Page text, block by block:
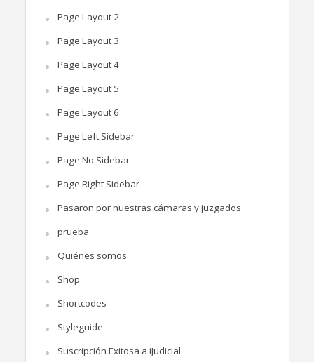
Page Layout 2
Page Layout 3
Page Layout 4
Page Layout 5
Page Layout 6
Page Left Sidebar
Page No Sidebar
Page Right Sidebar
Pasaron por nuestras cámaras y juzgados
prueba
Quiénes somos
Shop
Shortcodes
Styleguide
Suscripción Exitosa a iJudicial